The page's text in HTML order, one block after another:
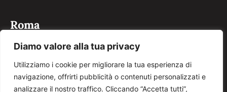
Diamo valore alla tua privacy
Utilizziamo i cookie per migliorare la tua esperienza di
navigazione, offrirti pubblicità o contenuti personalizzati e
analizzare il nostro traffico. Cliccando “Accetta tutti”,
Roma
Grosseto